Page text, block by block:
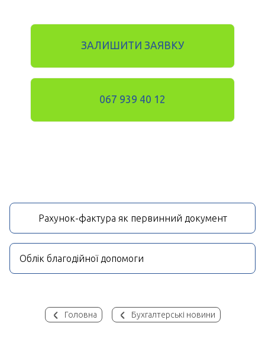
Головна Бухгалтерські новини
ЗАЛИШИТИ ЗАЯВКУ
067 939 40 12
Рахунок-фактура як первинний документ
Облік благодійної допомоги